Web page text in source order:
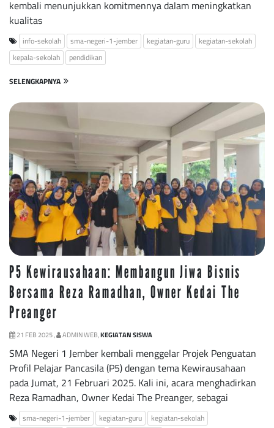
kembali menunjukkan komitmennya dalam meningkatkan
kualitas
info-sekolah sma-negeri-1-jember kegiatan-guru
kegiatan-sekolah
kepala-sekolah
pendidikan
SELENGKAPNYA
P5 Kewirausahaan: Membangun Jiwa Bisnis
Bersama Reza Ramadhan, Owner Kedai The
Preanger
21 FEB 2025 , ADMIN WEB,KEGIATAN SISWA
SMA Negeri 1 Jember kembali menggelar Projek Penguatan
Profil Pelajar Pancasila (P5) dengan tema Kewirausahaan
pada Jumat, 21 Februari 2025. Kali ini, acara menghadirkan
Reza Ramadhan, Owner Kedai The Preanger, sebagai
sma-negeri-1-jember kegiatan-guru
kegiatan-sekolah